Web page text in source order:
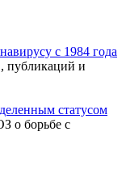
с 1984 года
публикаций и
статусом
о борьбе с